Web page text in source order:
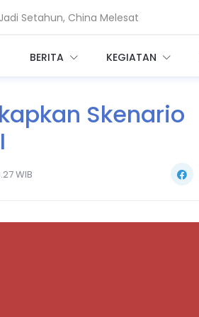
Setahun, China Melesat
Access bagi Perusahaan
BERITA KEGIATAN
Skenario
WIB